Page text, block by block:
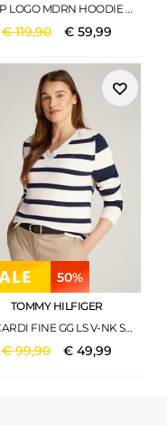
CORP LOGO MDRN HOODIE ZESTY YELLOW
€119,90 € 59,99
50%
TOMMY HILFIGER
CO CARDI FINE GG LS V-NK SWT IVORY PETAL-DARK NIGHT NAVY STP
€99,90 € 49,99